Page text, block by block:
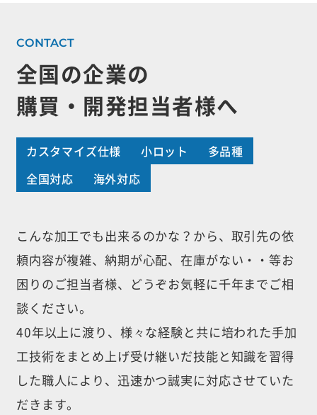
全国の企業の
購買・開発担当者様へ
カスタマイズ仕様 小ロット
多品種
全国対応
海外対応
こんな加工でも出来るのかな？から、取引先の依
頼内容が複雑、納期が心配、 在庫がない・・等お
困りのご担当者様、どうぞお気軽に千年までご相
談ください。
40年以上に渡り、様々な経験と共に培われた手加
工技術をまとめ上げ受け継いだ技能と知識を習得
した職人により、迅速かつ誠実に対応させていた
だきます。